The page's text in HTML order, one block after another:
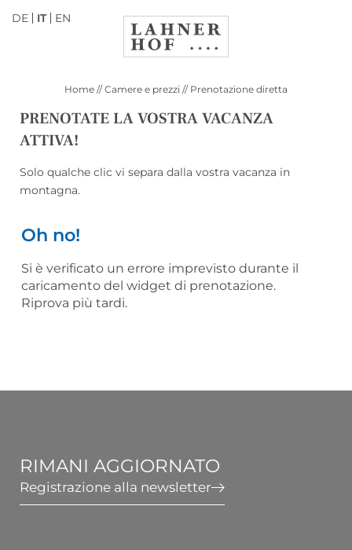
DE IT EN
LAHNERHOF!
Hotel Lahnerhof
Camere e prezzi
Camere e panoramica prezzi
Servizi inclusi
Richiesta
EN
Home //Camere e prezzi // Prenotazione diretta
PRENOTATE LA VOSTRA VACANZA
ATTIVA!
Solo qualche clic vi separa dalla vostra vacanza in
montagna.
Oh no!
Si è verificato un errore imprevisto durante il
caricamento del widget di prenotazione.
Riprova più tardi.
RIMANI AGGIORNATO
Registrazione alla newsletter